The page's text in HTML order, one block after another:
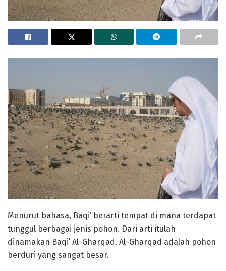
Menurut bahasa, Baqi’ berarti tempat di mana terdapat
tunggul berbagai jenis pohon. Dari arti itulah
dinamakan Baqi’ Al-Gharqad. Al-Gharqad adalah pohon
berduri yang sangat besar.